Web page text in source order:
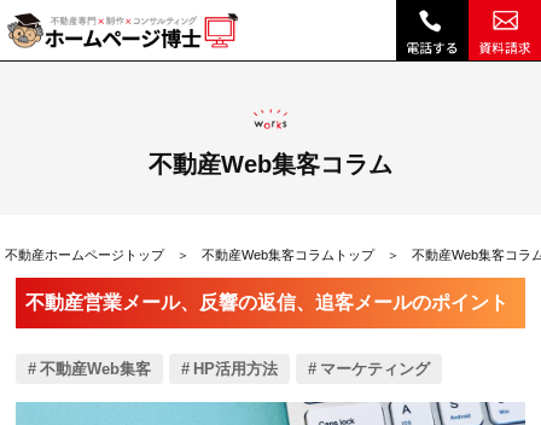
不動産営業メール、反響の返信、追客メールのポイント|不動産Web集客コラム｜不動産ホームページ制作、不動産SEOは博士ドットコム
不動産Web集客コラム
不動産ホームページトップ 不動産Web集客コラムトップ 不動産Web集客コラ
不動産営業メール、反響の返信、追客メールのポイント
不動産Web集客 HP活用方法 マーケティング